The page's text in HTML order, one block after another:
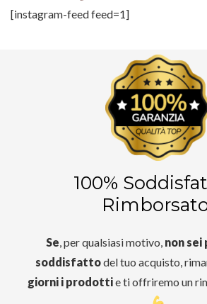
[instagram-feed feed=1]
100%
Se , per qualsiasi motivo, non sei
soddisfattodel tuo acquisto,
giorni i prodottie ti offriremo un